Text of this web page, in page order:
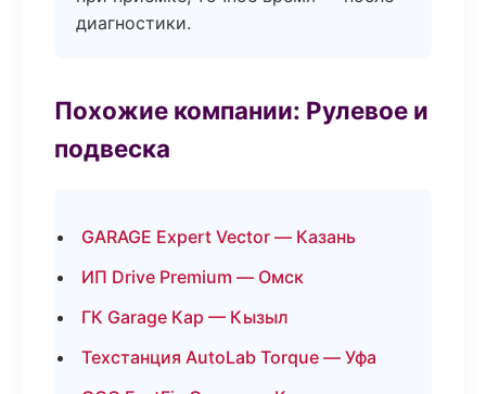
диагностики.
Похожие компании: Рулевое и
подвеска
GARAGE Expert Vector — Казань
ИП Drive Premium — Омск
ГК Garage Кар — Кызыл
Техстанция AutoLab Torque — Уфа